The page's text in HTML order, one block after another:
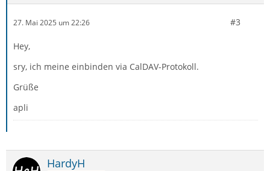
27. Mai 2025 um 22:26 #3
Hey,
sry, ich meine einbinden via CalDAV-Protokoll.
Grüße
apli
HardyH